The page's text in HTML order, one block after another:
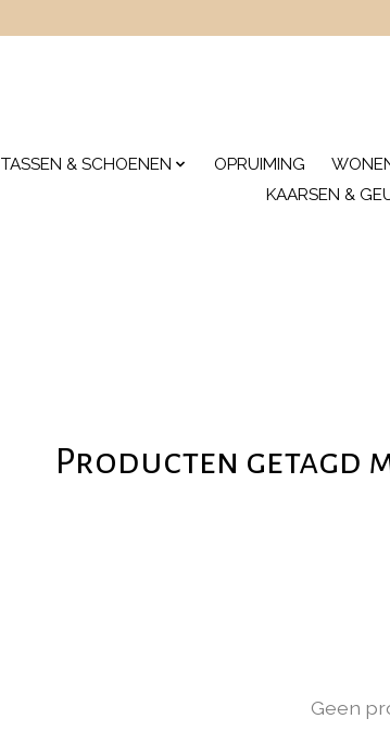
TASSEN & SCHOENEN OPRUIMING
KAARSEN &
Producten getagd
Geen